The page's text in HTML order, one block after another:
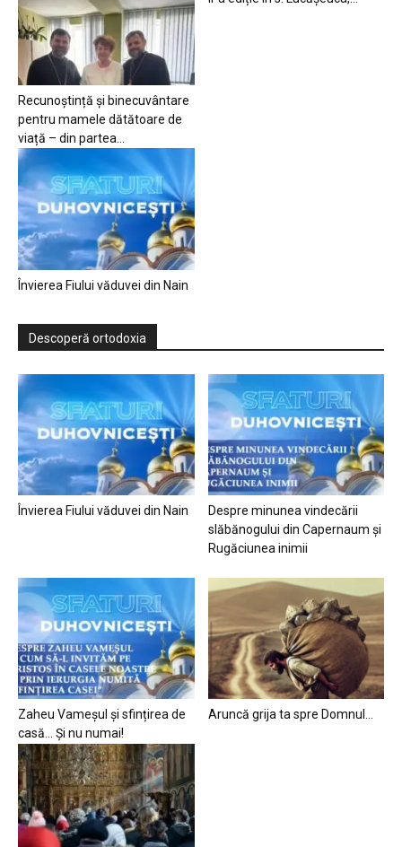
Recunoștință și binecuvântare
pentru mamele dătătoare de
viață – din partea...
Învierea Fiului văduvei din Nain
Descoperă ortodoxia
Învierea Fiului văduvei din Nain
Despre minunea vindecării
slăbănogului din Capernaum și
Rugăciunea inimii
Zaheu Vameșul și sfințirea de
casă… Și nu numai!
Aruncă grija ta spre Domnul…